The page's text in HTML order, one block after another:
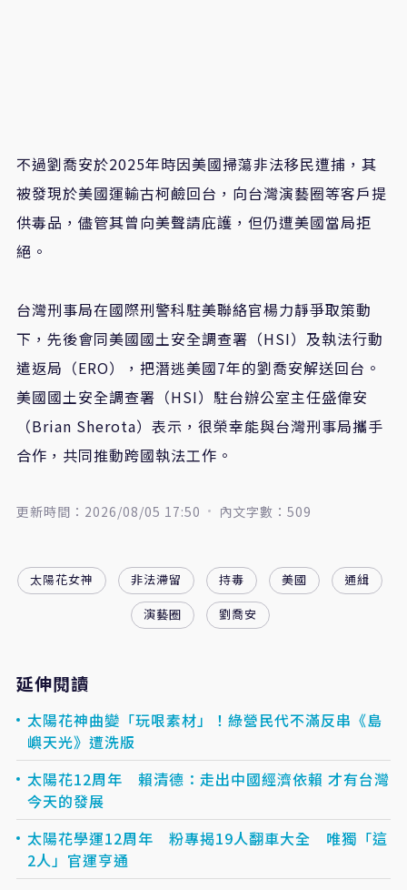
不過劉喬安於2025年時因美國掃蕩非法移民遭捕，其
被發現於美國運輸古柯鹼回台，向台灣演藝圈等客戶提
供毒品，儘管其曾向美聲請庇護，但仍遭美國當局拒
絕。
台灣刑事局在國際刑警科駐美聯絡官楊力靜爭取策動
下，先後會同美國國土安全調查署（HSI）及執法行動
遣返局（ERO），把潛逃美國7年的劉喬安解送回台。
美國國土安全調查署（HSI）駐台辦公室主任盛偉安
（Brian Sherota）表示，很榮幸能與台灣刑事局攜手
合作，共同推動跨國執法工作。
更新時間：2026/08/05 17:50 內文字數：509
太陽花女神 非法滯留 持毒 美國
通緝
演藝圈
劉喬安
延伸閱讀
太陽花神曲變「玩哏素材」！綠營民代不滿反串《島
嶼天光》遭洗版
太陽花12周年 賴清德：走出中國經濟依賴 才有台灣
今天的發展
太陽花學運12周年 粉專揭19人翻車大全 唯獨「這
2人」官運亨通